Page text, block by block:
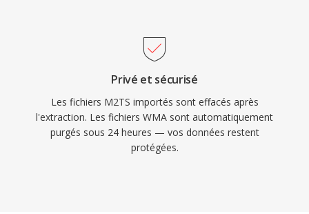
Privé et sécurisé
Les fichiers M2TS importés sont effacés après
l'extraction. Les fichiers WMA sont automatiquement
purgés sous 24 heures — vos données restent
protégées.